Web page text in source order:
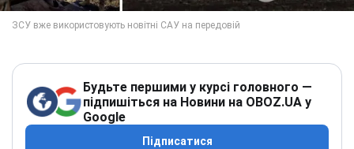
Будьте першими у курсі головного —
підпишіться на Новини на OBOZ.UA у
Google
Підписатися